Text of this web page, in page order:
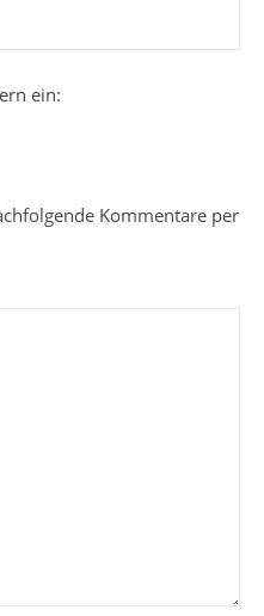
ein:
Kommentare per